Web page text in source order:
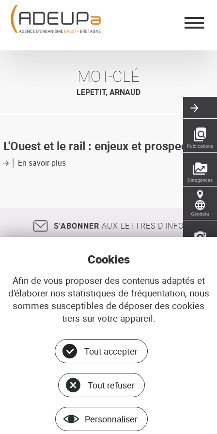
Aller
contenu
principal
MOT-CLÉ
LEPETIT, ARNAUD
L'Ouest et le rail : enjeux et prospective
En savoir plussur
enjeux
et
prospective
S'ABONNER AUX LETTRES D'INFO
18, rue Jean Jaurès 29200 BREST
02 98 33 51 71
CONTACT
© ADEUPa
PLAN DU SITE
DONNÉES PERSONNELLES
GÉRER LES COOKIES
MENTIONS LÉGALES
Panneau de gestion des cookies
Cookies
Afin de vous proposer des contenus adaptés et
d'élaborer nos statistiques de fréquentation, nous
sommes susceptibles de déposer des cookies
tiers sur votre appareil.
Tout accepter
Tout refuser
Personnaliser